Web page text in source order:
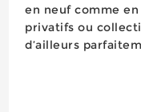
en neuf comme
privatifs ou
d’ailleurs